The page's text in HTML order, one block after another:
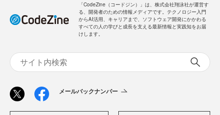
「CodeZine（コードジン）」は、株式会社翔泳社が運営す
る、開発者のための情報メディアです。テクノロジー入門
からAI活用、キャリアまで、ソフトウェア開発にかかわる
すべての人の学びと成長を支える最新情報と実践知をお届
けします。
メールバックナンバー